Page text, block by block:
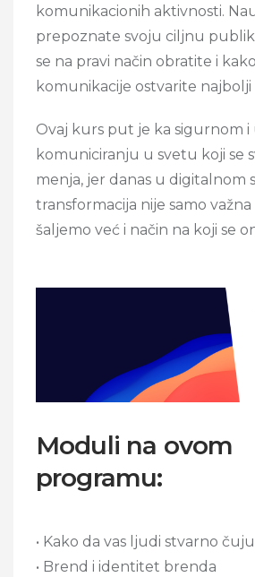
komunikacionih aktivnosti.
prepoznate svoju ciljnu
se na pravi način obratite i
komunikacije ostvarite
Ovaj kurs put je ka sigurnom i
komuniciranju u svetu koji se
menja, jer danas u digitalnom
transformacija nije samo
šaljemo već i način na koji se
Moduli na ovom
programu:
• Kako da vas ljudi stvarno
• Brend i identitet brenda